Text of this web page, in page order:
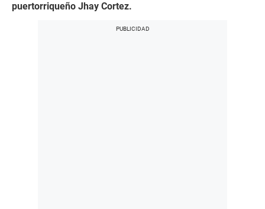
puertorriqueño Jhay Cortez.